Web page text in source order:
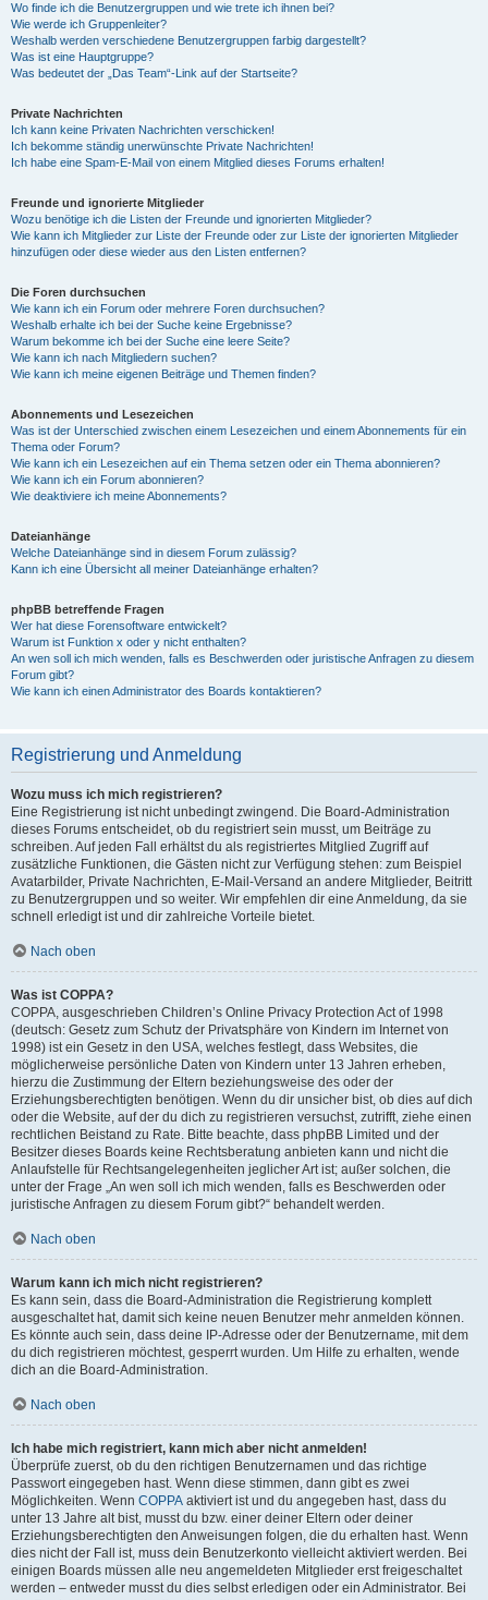
Wo finde ich die Benutzergruppen und wie trete ich ihnen bei?
Wie werde ich Gruppenleiter?
Weshalb werden verschiedene Benutzergruppen farbig dargestellt?
Was ist eine Hauptgruppe?
Was bedeutet der „Das Team“-Link auf der Startseite?
Private Nachrichten
Ich kann keine Privaten Nachrichten verschicken!
Ich bekomme ständig unerwünschte Private Nachrichten!
Ich habe eine Spam-E-Mail von einem Mitglied dieses Forums erhalten!
Freunde und ignorierte Mitglieder
Wozu benötige ich die Listen der Freunde und ignorierten Mitglieder?
Wie kann ich Mitglieder zur Liste der Freunde oder zur Liste der ignorierten Mitglieder
hinzufügen oder diese wieder aus den Listen entfernen?
Die Foren durchsuchen
Wie kann ich ein Forum oder mehrere Foren durchsuchen?
Weshalb erhalte ich bei der Suche keine Ergebnisse?
Warum bekomme ich bei der Suche eine leere Seite?
Wie kann ich nach Mitgliedern suchen?
Wie kann ich meine eigenen Beiträge und Themen finden?
Abonnements und Lesezeichen
Was ist der Unterschied zwischen einem Lesezeichen und einem Abonnements für ein
Thema oder Forum?
Wie kann ich ein Lesezeichen auf ein Thema setzen oder ein Thema abonnieren?
Wie kann ich ein Forum abonnieren?
Wie deaktiviere ich meine Abonnements?
Dateianhänge
Welche Dateianhänge sind in diesem Forum zulässig?
Kann ich eine Übersicht all meiner Dateianhänge erhalten?
phpBB betreffende Fragen
Wer hat diese Forensoftware entwickelt?
Warum ist Funktion x oder y nicht enthalten?
An wen soll ich mich wenden, falls es Beschwerden oder juristische Anfragen zu diesem
Forum gibt?
Wie kann ich einen Administrator des Boards kontaktieren?
Registrierung und Anmeldung
Wozu muss ich mich registrieren?
Eine Registrierung ist nicht unbedingt zwingend. Die Board-Administration
dieses Forums entscheidet, ob du registriert sein musst, um Beiträge zu
schreiben. Auf jeden Fall erhältst du als registriertes Mitglied Zugriff auf
zusätzliche Funktionen, die Gästen nicht zur Verfügung stehen: zum Beispiel
Avatarbilder, Private Nachrichten, E-Mail-Versand an andere Mitglieder, Beitritt
zu Benutzergruppen und so weiter. Wir empfehlen dir eine Anmeldung, da sie
schnell erledigt ist und dir zahlreiche Vorteile bietet.
Nach oben
Was ist COPPA?
COPPA, ausgeschrieben Children’s Online Privacy Protection Act of 1998
(deutsch: Gesetz zum Schutz der Privatsphäre von Kindern im Internet von
1998) ist ein Gesetz in den USA, welches festlegt, dass Websites, die
möglicherweise persönliche Daten von Kindern unter 13 Jahren erheben,
hierzu die Zustimmung der Eltern beziehungsweise des oder der
Erziehungsberechtigten benötigen. Wenn du dir unsicher bist, ob dies auf dich
oder die Website, auf der du dich zu registrieren versuchst, zutrifft, ziehe einen
rechtlichen Beistand zu Rate. Bitte beachte, dass phpBB Limited und der
Besitzer dieses Boards keine Rechtsberatung anbieten kann und nicht die
Anlaufstelle für Rechtsangelegenheiten jeglicher Art ist; außer solchen, die
unter der Frage „An wen soll ich mich wenden, falls es Beschwerden oder
juristische Anfragen zu diesem Forum gibt?“ behandelt werden.
Nach oben
Warum kann ich mich nicht registrieren?
Es kann sein, dass die Board-Administration die Registrierung komplett
ausgeschaltet hat, damit sich keine neuen Benutzer mehr anmelden können.
Es könnte auch sein, dass deine IP-Adresse oder der Benutzername, mit dem
du dich registrieren möchtest, gesperrt wurden. Um Hilfe zu erhalten, wende
dich an die Board-Administration.
Nach oben
Ich habe mich registriert, kann mich aber nicht anmelden!
Überprüfe zuerst, ob du den richtigen Benutzernamen und das richtige
Passwort eingegeben hast. Wenn diese stimmen, dann gibt es zwei
Möglichkeiten. Wenn COPPA aktiviert ist und du angegeben hast, dass du
unter 13 Jahre alt bist, musst du bzw. einer deiner Eltern oder deiner
Erziehungsberechtigten den Anweisungen folgen, die du erhalten hast. Wenn
dies nicht der Fall ist, muss dein Benutzerkonto vielleicht aktiviert werden. Bei
einigen Boards müssen alle neu angemeldeten Mitglieder erst freigeschaltet
werden – entweder musst du dies selbst erledigen oder ein Administrator. Bei